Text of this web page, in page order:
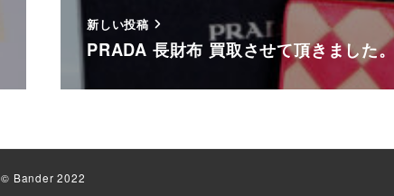
新しい投稿
PRADA 長財布 買取させて頂きました。
© Bander 2022